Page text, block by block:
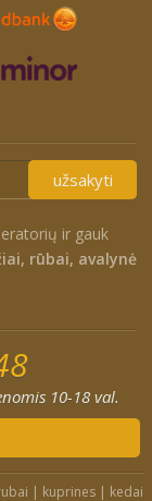
užsakyti
ir gauk
rūbai, avalynė
10-18 val.
| kuprines| kedai